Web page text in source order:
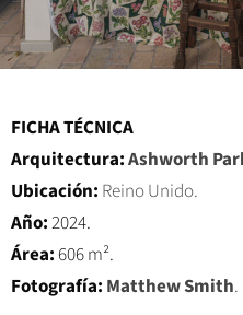
FICHA TÉCNICA
Arquitectura:Ashworth
Ubicación: Reino Unido.
Año:2024.
Área: 606 m².
Fotografía: Matthew Smith.